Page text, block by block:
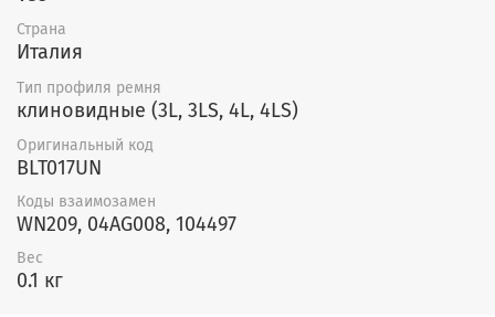
Страна
Италия
Тип профиля ремня
клиновидные (3L, 3LS, 4L, 4LS)
Оригинальный код
BLT017UN
Коды взаимозамен
WN209, 04AG008, 104497
Вес
0.1 кг